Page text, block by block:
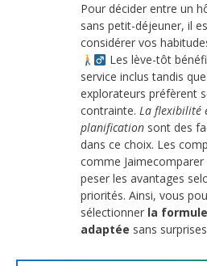
Pour décider entre un
sans petit-déjeuner, il
considérer vos
Les lève-tôt
service inclus tandis
explorateurs préfèrent
contrainte. La flexibilité
planification sont des
dans ce choix. Les
comme Jaimecomparer
peser les avantages
priorités. Ainsi, vous
sélectionner la
adaptée sans